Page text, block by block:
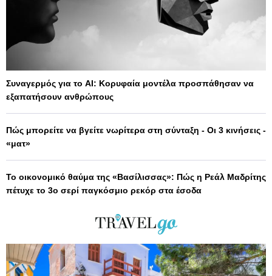
Συναγερμός για το AI: Κορυφαία μοντέλα προσπάθησαν να
εξαπατήσουν ανθρώπους
Πώς μπορείτε να βγείτε νωρίτερα στη σύνταξη - Οι 3 κινήσεις -
«ματ»
Το οικονομικό θαύμα της «Βασίλισσας»: Πώς η Ρεάλ Μαδρίτης
πέτυχε το 3ο σερί παγκόσμιο ρεκόρ στα έσοδα